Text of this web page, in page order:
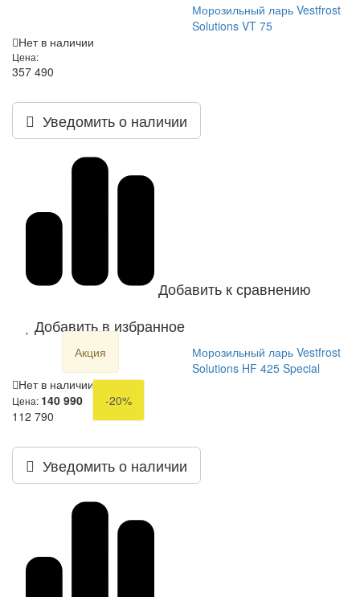
Морозильный ларь Vestfrost
Solutions VT 75
Нет в наличии
Цена:
357 490
Уведомить о наличии
Добавить к сравнению
Добавить в избранное
Акция
Морозильный ларь Vestfrost
Solutions HF 425 Special
Нет в наличии
Цена: 140 990
-20%
112 790
Уведомить о наличии